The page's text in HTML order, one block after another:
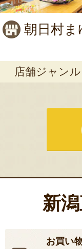
朝日村
店舗ジャンル
新
お買い